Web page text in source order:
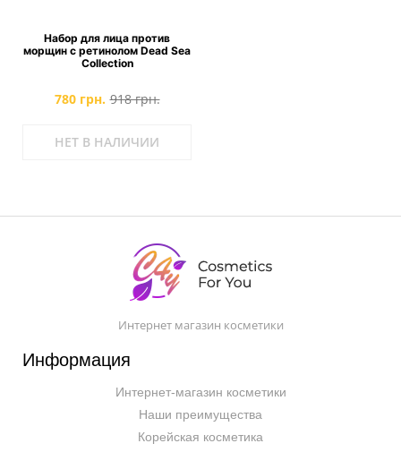
Набор для лица против
морщин с ретинолом Dead Sea
Collection
780 грн. 918 грн.
НЕТ В НАЛИЧИИ
Интернет магазин косметики
Информация
Интернет-магазин косметики
Наши преимущества
Корейская косметика